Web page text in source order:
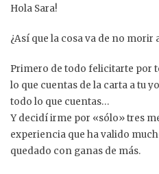
Hola Sara!
¿Así que la cosa va de no morir
Primero de todo felicitarte por
lo que cuentas de la carta a tu
todo lo que cuentas…
Y decidí irme por «sólo» tres
experiencia que ha valido
quedado con ganas de más.